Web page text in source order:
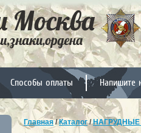
Способы оплаты Напишите
Главная/Каталог/НАГРУДНЫЕ